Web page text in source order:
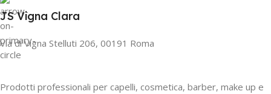
JS Vigna Clara
Via di Vigna Stelluti 206, 00191 Roma
Prodotti professionali per capelli, cosmetica, barber, make up e